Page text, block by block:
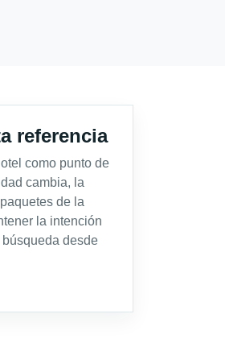
referencia
como punto de
cambia, la
de la
la intención
desde